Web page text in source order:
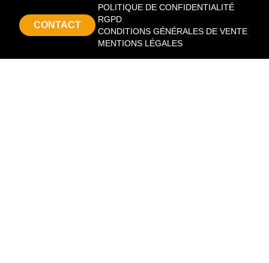
CONTACT
POLITIQUE DE CONFIDENTIALITÉ
RGPD
CONDITIONS GÉNÉRALES DE VENTE
MENTIONS LÉGALES